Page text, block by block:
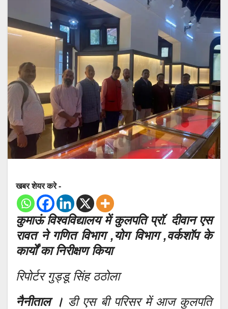
खबर शेयर करे -
कुमाऊं विश्वविद्यालय में कुलपति प्रॉ. दीवान एस
रावत ने गणित विभाग ,योग विभाग ,वर्कशॉप के
कार्यों का निरीक्षण किया
रिपोर्टर गुड्डू सिंह ठठोला
नैनीताल । डी एस बी परिसर में आज कुलपति